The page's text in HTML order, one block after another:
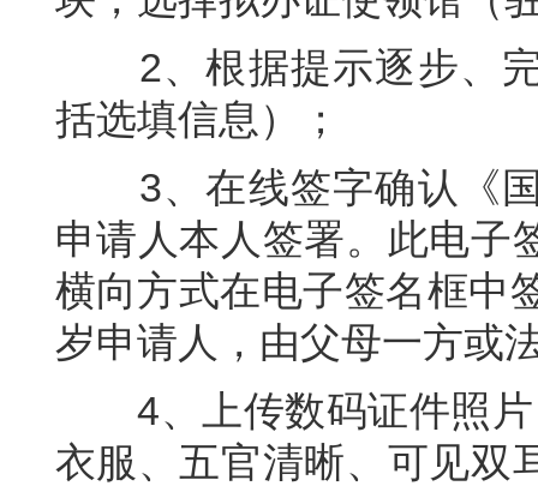
2、根据提示逐步、完
括选填信息）；
3、在线签字确认《国
申请人本人签署。此电子
横向方式在电子签名框中
岁申请人，由父母一方或
4、上传数码证件照片
衣服、五官清晰、可见双